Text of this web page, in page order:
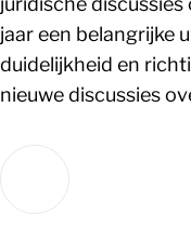
jaar een belangrijke
duidelijkheid en
nieuwe discussies